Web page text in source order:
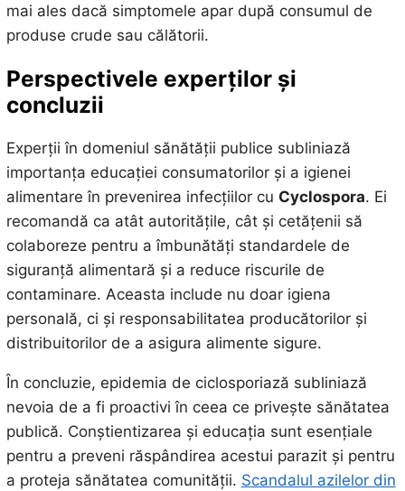
mai ales dacă simptomele apar după consumul de
produse crude sau călătorii.
Perspectivele experților și
concluzii
Experții în domeniul sănătății publice subliniază
importanța educației consumatorilor și a igienei
alimentare în prevenirea infecțiilor cu Cyclospora. Ei
recomandă ca atât autoritățile, cât și cetățenii să
colaboreze pentru a îmbunătăți standardele de
siguranță alimentară și a reduce riscurile de
contaminare. Aceasta include nu doar igiena
personală, ci și responsabilitatea producătorilor și
distribuitorilor de a asigura alimente sigure.
În concluzie, epidemia de ciclosporiază subliniază
nevoia de a fi proactivi în ceea ce privește sănătatea
publică. Conștientizarea și educația sunt esențiale
pentru a preveni răspândirea acestui parazit și pentru
a proteja sănătatea comunității. Scandalul azilelor din